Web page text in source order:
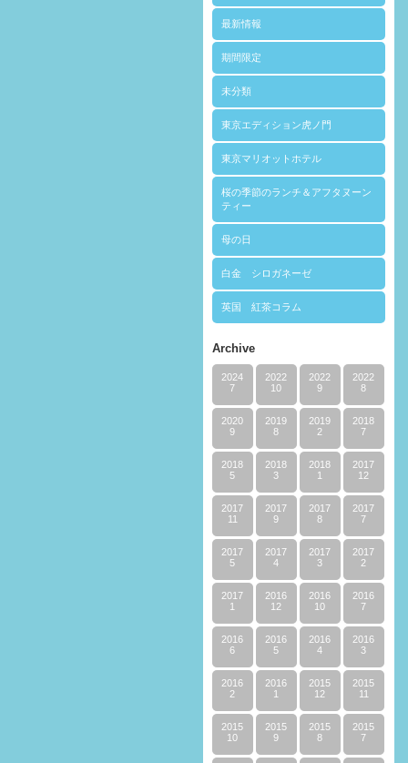
最新情報
期間限定
未分類
東京エディション虎ノ門
東京マリオットホテル
桜の季節のランチ＆アフタヌーン
ティー
母の日
白金 シロガネーゼ
英国 紅茶コラム
Archive
2024
7
2022
10
2022
9
2022
8
2020
9
2019
8
2019
2
2018
7
2018
5
2018
3
2018
1
2017
12
2017
11
2017
9
2017
8
2017
7
2017
5
2017
4
2017
3
2017
2
2017
1
2016
12
2016
10
2016
7
2016
6
2016
5
2016
4
2016
3
2016
2
2016
1
2015
12
2015
11
2015
10
2015
9
2015
8
2015
7